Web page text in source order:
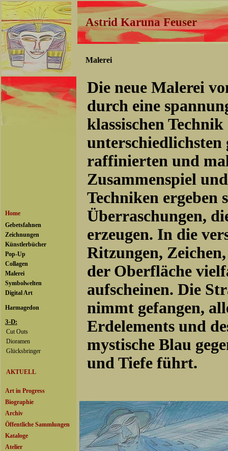
Astrid Karuna Feuser
Malerei
Die neue Malerei
durch eine
klassischen
unterschiedlichsten
raffinierten und
Zusammenspiel
Techniken ergeben
Überraschungen,
erzeugen. In die
Ritzungen,
der Oberfläche
aufscheinen. Die
nimmt gefangen,
Erdelements und
mystische Blau
und Tiefe führt.